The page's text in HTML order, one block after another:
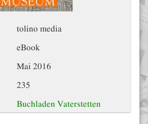
tolino media
eBook
Mai 2016
235
Buchladen Vaterstetten